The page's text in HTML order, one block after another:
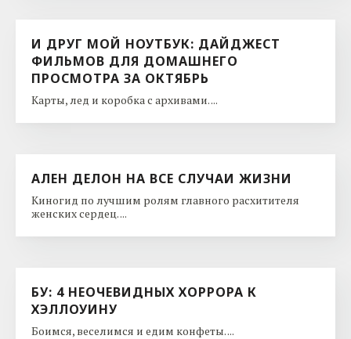
И ДРУГ МОЙ НОУТБУК: ДАЙДЖЕСТ
ФИЛЬМОВ ДЛЯ ДОМАШНЕГО
ПРОСМОТРА ЗА ОКТЯБРЬ
Карты, лед и коробка с архивами. ...
АЛЕН ДЕЛОН НА ВСЕ СЛУЧАИ ЖИЗНИ
Киногид по лучшим ролям главного расхитителя
женских сердец. ...
БУ: 4 НЕОЧЕВИДНЫХ ХОРРОРА К
ХЭЛЛОУИНУ
Боимся, веселимся и едим конфеты. ...